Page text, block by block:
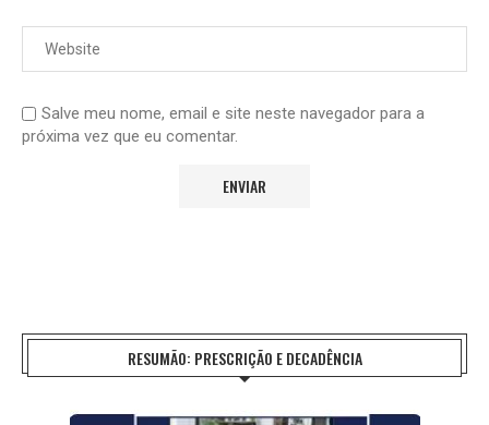
Salve meu nome, email e site neste navegador para a
próxima vez que eu comentar.
RESUMÃO: PRESCRIÇÃO E DECADÊNCIA